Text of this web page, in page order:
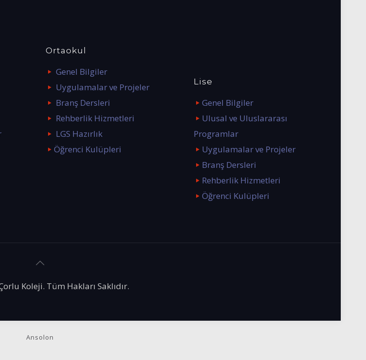
Ortaokul
Genel Bilgiler
Uygulamalar ve Projeler
Branş Dersleri
Rehberlik Hizmetleri
LGS Hazırlık
Öğrenci Kulüpleri
Lise
Genel Bilgiler
Ulusal ve Uluslararası
Programlar
Uygulamalar ve Projeler
Branş Dersleri
Rehberlik Hizmetleri
Öğrenci Kulüpleri
Koleji. Tüm Hakları Saklıdır.
Ansolon